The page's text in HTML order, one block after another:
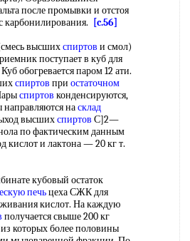
после промывки и отстоя
карбонилирования.
[c.56]
высшихспиртов и смол)
поступает в куб для
Куб обогревается паром 12 ати.
спиртов при остаточном
спиртов конденсируются,
насклад
высшихспиртов С]2—
по фактическим данным
кислот и лактона — 20 кг т.
кубовый остаток
печьцеха СЖК для
кислот. На каждую
получается свыше 200 кг
которых более половины